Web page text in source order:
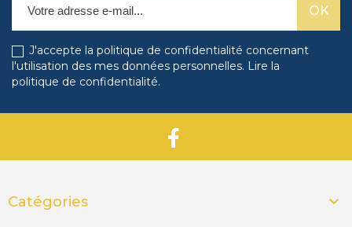
J'accepte la politique de confidentialité concernant
l'utilisation des mes données personnelles. Lire la
politique de confidentialité.
Catégories 